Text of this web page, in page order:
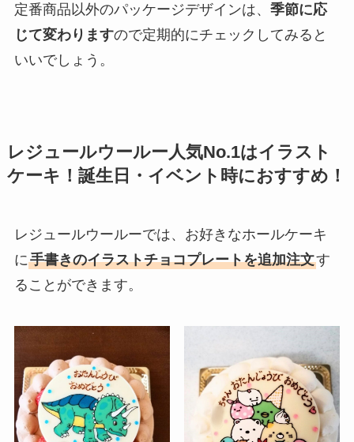
定番商品以外のパッケージデザインは、 季節に応
じて変わりますので定期的にチェックしてみると
いいでしょう。
レジュールウールー人気No.1はイラスト
ケーキ！誕生日・イベント時におすすめ！
レジュールウールーでは、お好きなホールケーキ
に手書きのイラストチョコプレートを追加注文す
ることができます。